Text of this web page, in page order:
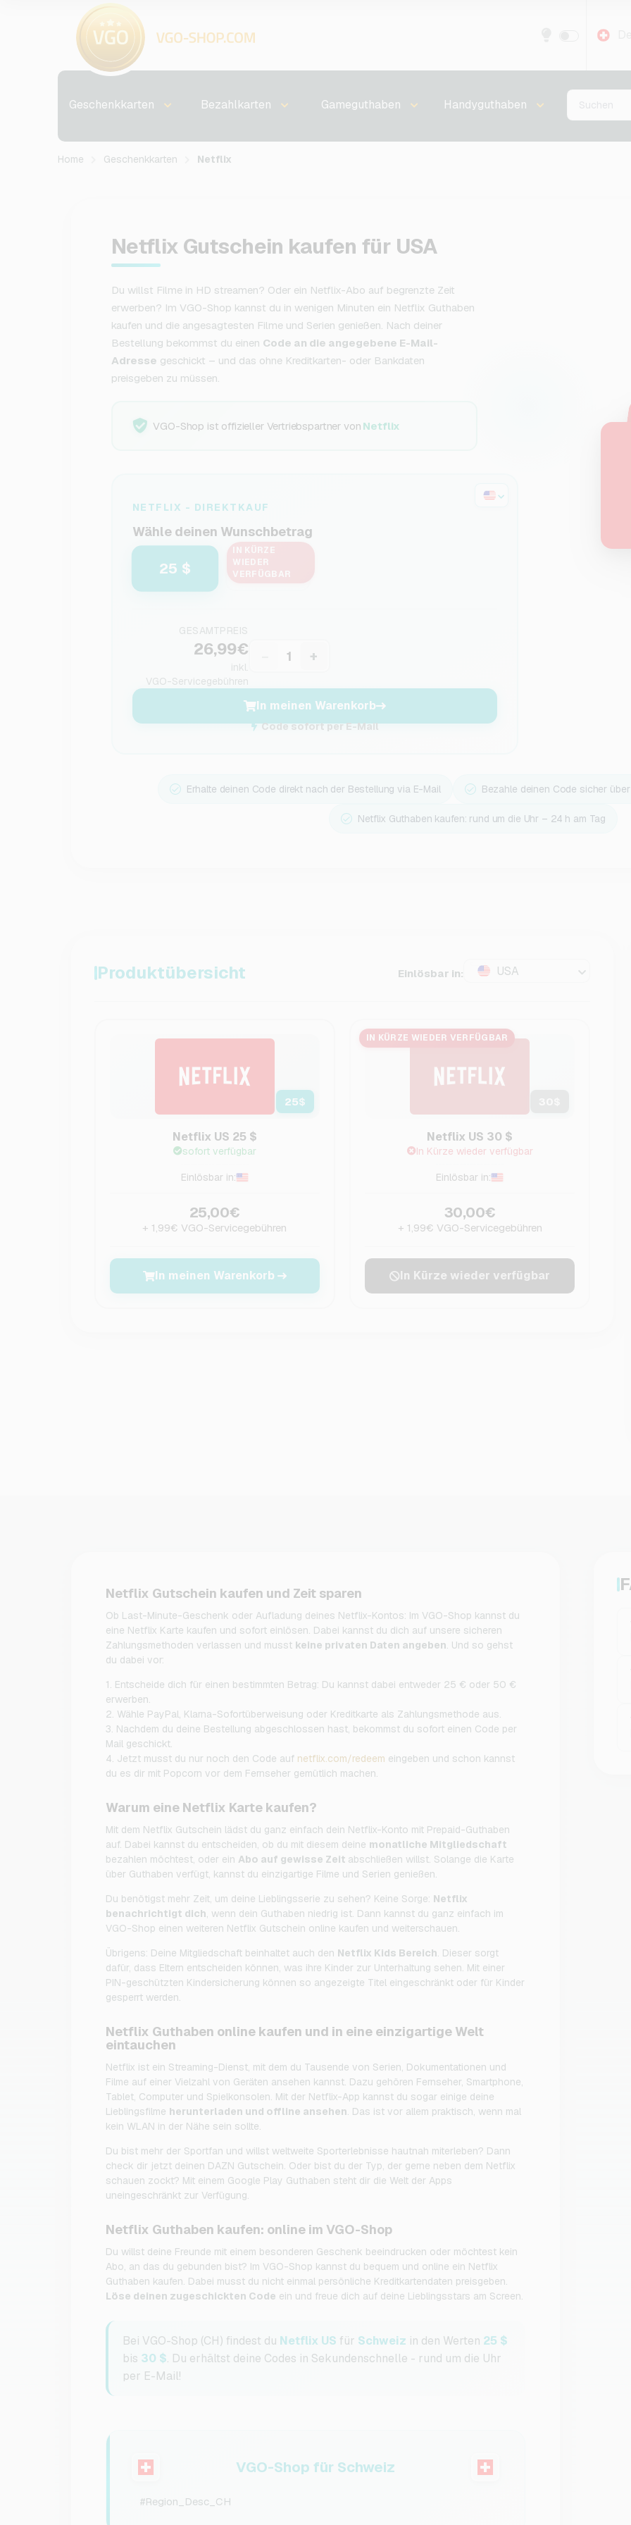
Geschenkkarten Bezahlkarten Gameguthaben Handyguthaben
Home Geschenkkarten Netflix
Netflix Gutschein kaufen für USA
Du willst Filme in HD streamen? Oder ein Netflix-Abo auf begrenzte Zeit
erwerben? Im VGO-Shop kannst du in wenigen Minuten ein Netflix Guthaben
kaufen und die angesagtesten Filme und Serien genießen. Nach deiner
Bestellung bekommst du einen Code an die angegebene E-Mail-
Adresse geschickt – und das ohne Kreditkarten- oder Bankdaten
preisgeben zu müssen.
VGO-Shop ist offizieller Vertriebspartner von Netflix
NETFLIX - DIREKTKAUF
Wähle deinen Wunschbetrag
25 $ 30 $
IN KÜRZE
WIEDER
VERFÜGBAR
GESAMTPREIS
26,99€
inkl.
VGO-Servicegebühren
+
In meinen Warenkorb
Code sofort per E-Mail
Erhalte deinen Code direkt nach der Bestellung via E-Mail Bezahle deinen Code sicher
Netflix Guthaben kaufen: rund um die Uhr – 24 h am Tag
Produktübersicht Einlösbar in: USA
25$
Netflix US 25 $
sofort verfügbar
Einlösbar in:
25,00€
+ 1,99€ VGO-Servicegebühren
In meinen Warenkorb
IN KÜRZE WIEDER VERFÜGBAR
Netflix US 30 $
In Kürze wieder verfügbar
Einlösbar in:
30,00€
+ 1,99€ VGO-Servicegebühren
In Kürze wieder verfügbar
Netflix Gutschein kaufen und Zeit sparen
Ob Last-Minute-Geschenk oder Aufladung deines Netflix-Kontos: Im VGO-Shop kannst du
eine Netflix Karte kaufen und sofort einlösen. Dabei kannst du dich auf unsere sicheren
Zahlungsmethoden verlassen und musst keine privaten Daten angeben. Und so gehst
du dabei vor:
1. Entscheide dich für einen bestimmten Betrag: Du kannst dabei entweder 25 € oder 50 €
erwerben.
2. Wähle PayPal, Klarna-Sofortüberweisung oder Kreditkarte als Zahlungsmethode aus.
3. Nachdem du deine Bestellung abgeschlossen hast, bekommst du sofort einen Code per
Mail geschickt.
4. Jetzt musst du nur noch den Code auf netflix.com/redeem eingeben und schon kannst
du es dir mit Popcorn vor dem Fernseher gemütlich machen.
Warum eine Netflix Karte kaufen?
Mit dem Netflix Gutschein lädst du ganz einfach dein Netflix-Konto mit Prepaid-Guthaben
auf. Dabei kannst du entscheiden, ob du mit diesem deine monatliche Mitgliedschaft
bezahlen möchtest, oder ein Abo auf gewisse Zeit abschließen willst. Solange die Karte
über Guthaben verfügt, kannst du einzigartige Filme und Serien genießen.
Du benötigst mehr Zeit, um deine Lieblingsserie zu sehen? Keine Sorge: Netflix
benachrichtigt dich, wenn dein Guthaben niedrig ist. Dann kannst du ganz einfach im
VGO-Shop einen weiteren Netflix Gutschein online kaufen und weiterschauen.
Übrigens: Deine Mitgliedschaft beinhaltet auch den Netflix Kids Bereich. Dieser sorgt
dafür, dass Eltern entscheiden können, was ihre Kinder zur Unterhaltung sehen. Mit einer
PIN-geschützten Kindersicherung können so angezeigte Titel eingeschränkt oder für Kinder
gesperrt werden.
Netflix Guthaben online kaufen und in eine einzigartige Welt
eintauchen
Netflix ist ein Streaming-Dienst, mit dem du Tausende von Serien, Dokumentationen und
Filme auf einer Vielzahl von Geräten ansehen kannst. Dazu gehören Fernseher, Smartphone,
Tablet, Computer und Spielkonsolen. Mit der Netflix-App kannst du sogar einige deine
Lieblingsfilme herunterladen und offline ansehen. Das ist vor allem praktisch, wenn mal
kein WLAN in der Nähe sein sollte.
Du bist mehr der Sportfan und willst weltweite Sporterlebnisse hautnah miterleben? Dann
check dir jetzt deinen DAZN Gutschein. Oder bist du der Typ, der gerne neben dem Netflix
schauen zockt? Mit einem Google Play Guthaben steht dir die Welt der Apps
uneingeschränkt zur Verfügung.
Netflix Guthaben kaufen: online im VGO-Shop
Du willst deine Freunde mit einem besonderen Geschenk beeindrucken oder möchtest kein
Abo, an das du gebunden bist? Im VGO-Shop kannst du bequem und online ein Netflix
Guthaben kaufen. Dabei musst du nicht einmal persönliche Kreditkartendaten preisgeben.
Löse deinen zugeschickten Code ein und freue dich auf deine Lieblingsstars am Screen.
Bei VGO-Shop (CH) findest du Netflix US für Schweiz in den Werten 25 $
bis 30 $. Du erhältst deine Codes in Sekundenschnelle - rund um die Uhr
per E-Mail!
VGO-Shop für Schweiz
#Region_Desc_CH